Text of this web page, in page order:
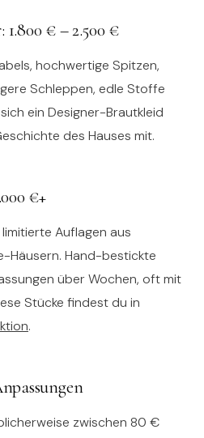
€ – 2.500 €
hochwertige Spitzen,
Schleppen, edle Stoffe
ein Designer-Brautkleid
des Hauses mit.
€+
Auflagen aus
Häusern. Hand-bestickte
über Wochen, oft mit
Stücke findest du in
.
zwischen 80 €